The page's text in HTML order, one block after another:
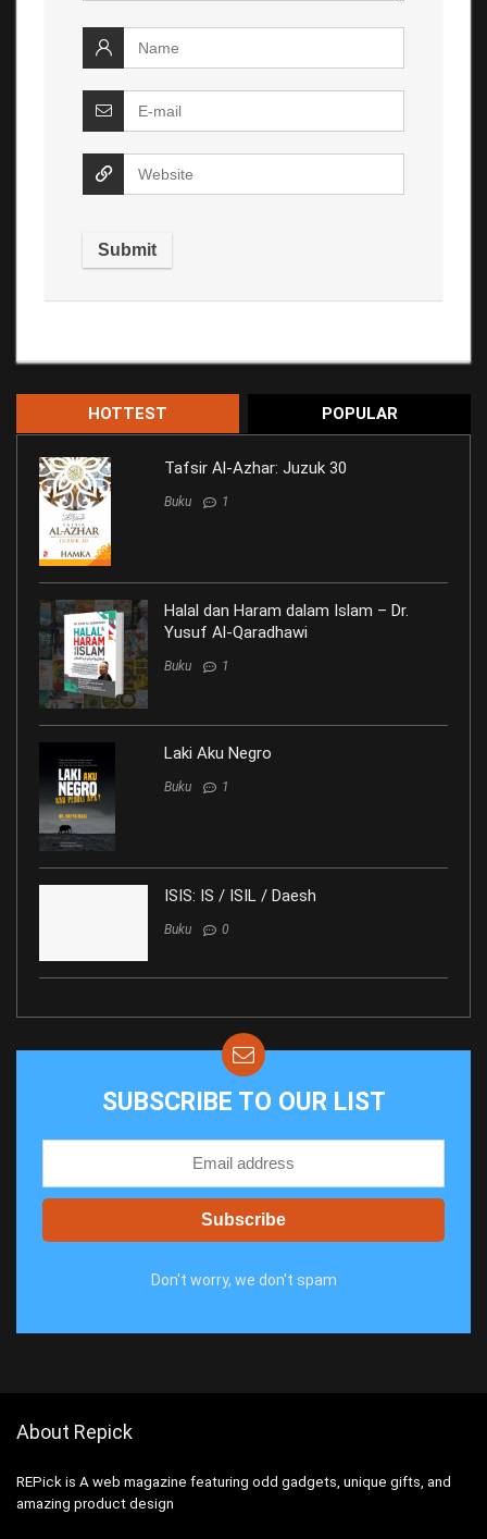
HOTTEST POPULAR
Tafsir Al-Azhar: Juzuk 30
Buku 1
Halal dan Haram dalam Islam – Dr.
Yusuf Al-Qaradhawi
Buku 1
Laki Aku Negro
Buku 1
ISIS: IS / ISIL / Daesh
Buku 0
SUBSCRIBE TO OUR LIST
REPick is A web magazine featuring odd gadgets, unique gifts, and